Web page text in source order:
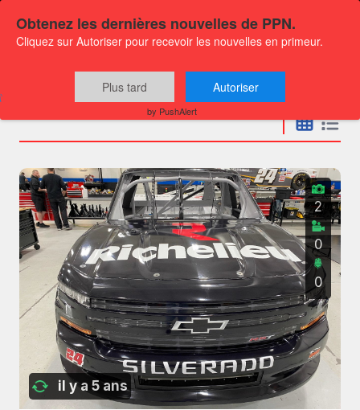
Communiqués
il y a 5 ans
2
0
0
Obtenez les dernières nouvelles de PPN.
Cliquez sur Autoriser pour recevoir les nouvelles en primeur.
Plus tard Autoriser
by PushAlert